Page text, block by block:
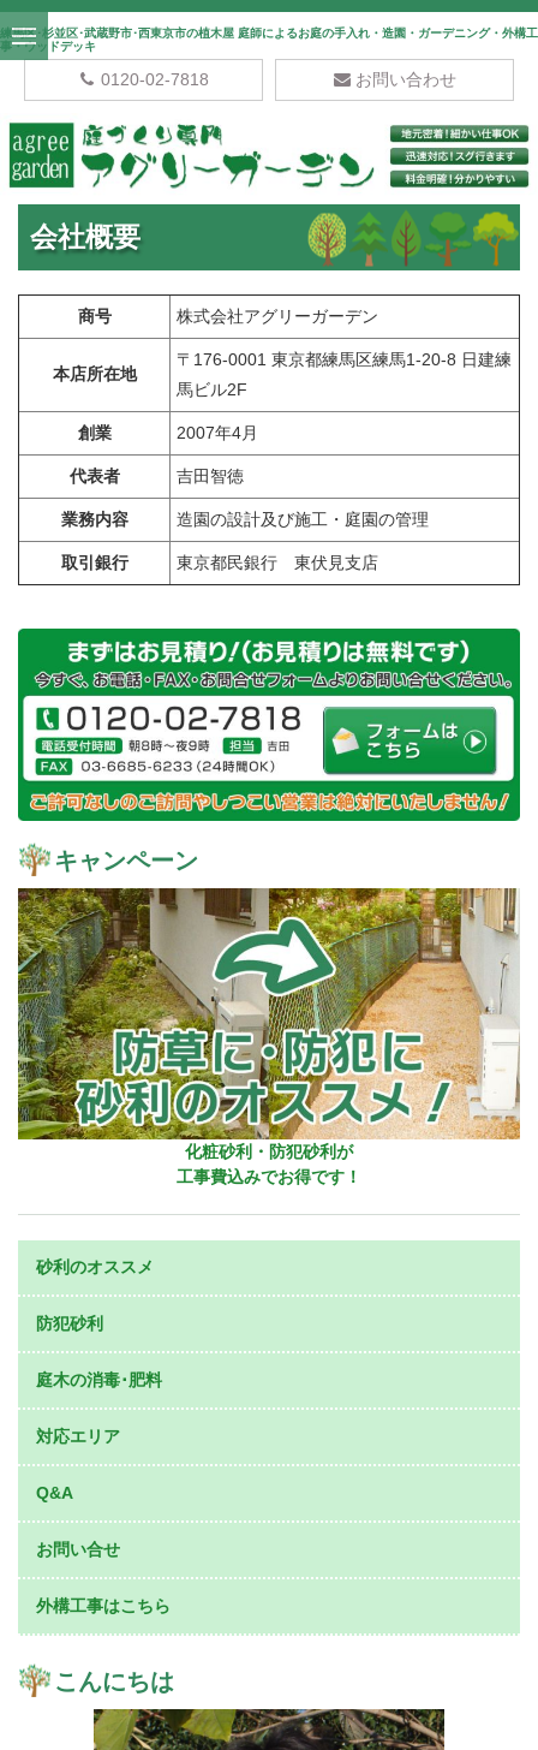
練馬区･杉並区･武蔵野市･西東京市の植木屋 庭師によるお庭の手入れ・造園・ガーデニング・外構工
事・ウッドデッキ
0120-02-7818 お問い合わせ
会社概要
商号 株式会社アグリーガーデン
本店所在地
〒176-0001 東京都練馬区練馬1-20-8 日建練
馬ビル2F
創業 2007年4月
代表者 吉田智徳
業務内容 造園の設計及び施工・庭園の管理
取引銀行 東京都民銀行 東伏見支店
キャンペーン
化粧砂利・防犯砂利が
工事費込みでお得です！
砂利のオススメ
防犯砂利
庭木の消毒･肥料
対応エリア
Q&A
お問い合せ
外構工事はこちら
こんにちは